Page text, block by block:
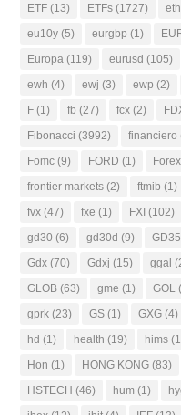
ETF (13) ETFs (1727)
eu10y (5) eurgbp (1)
Europa (119) eurusd (105)
ewh (4) ewj (3) ewp (2)
F (1) fb (27) fcx (2)
Fibonacci (3992) financiero
Fomc (9) FORD (1) Forex
frontier markets (2) ftmib (1)
fvx (47) fxe (1) FXI (102)
gd30 (6) gd30d (9) GD35
Gdx (70) Gdxj (15) ggal
GLOB (63) gme (1) GOL
gprk (23) GS (1) GXG (4)
hd (1) health (19) hims
Hon (1) HONG KONG (83)
HSTECH (46) hum (1)